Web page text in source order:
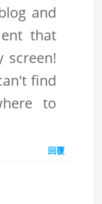
and
that
screen!
find
to
回覆